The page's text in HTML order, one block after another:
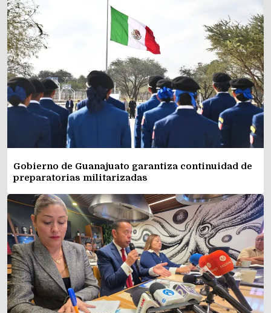
Gobierno de Guanajuato garantiza continuidad de
preparatorias militarizadas